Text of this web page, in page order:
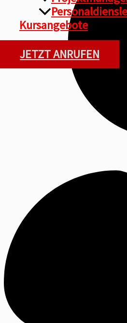
Kursangebote
JETZT ANRUFEN